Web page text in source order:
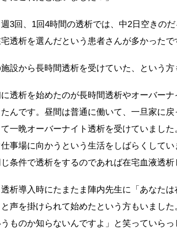
3回、1回4時間の透析では、中2日空きの
透析を選んだという患者さんが多かったで
設から長時間透析を受けていた、という方
に透析を始めたのが長時間透析やオーバー
んです。昼間は普通に働いて、一旦家に
一晩オーバーナイト透析を受けていまし
事場に向かうという生活をしばらくして
条件で透析をするのであれば在宅血液透析
透析導入時にたまたま陣内先生に「あなた
声を掛けられて始めたという方もいまし
ものか知らないんですよ」と笑っていらっ